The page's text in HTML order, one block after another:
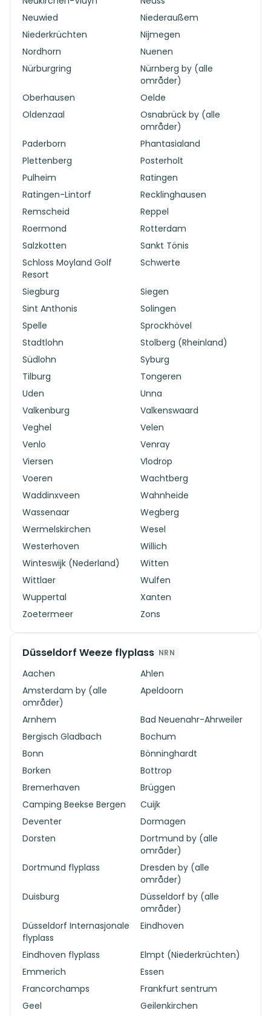
Neuwied
Niederaußem
Niederkrüchten
Nijmegen
Nordhorn
Nuenen
Nürburgring
Nürnberg by (alle
områder)
Oberhausen
Oelde
Oldenzaal
Osnabrück by (alle
områder)
Paderborn
Phantasialand
Plettenberg
Posterholt
Pulheim
Ratingen
Ratingen-Lintorf
Recklinghausen
Remscheid
Reppel
Roermond
Rotterdam
Salzkotten
Sankt Tönis
Schloss Moyland Golf
Resort
Schwerte
Siegburg
Siegen
Sint Anthonis
Solingen
Spelle
Sprockhövel
Stadtlohn
Stolberg (Rheinland)
Südlohn
Syburg
Tilburg
Tongeren
Uden
Unna
Valkenburg
Valkenswaard
Veghel
Velen
Venlo
Venray
Viersen
Vlodrop
Voeren
Wachtberg
Waddinxveen
Wahnheide
Wassenaar
Wegberg
Wermelskirchen
Wesel
Westerhoven
Willich
Winteswijk (Nederland)
Witten
Wittlaer
Wulfen
Wuppertal
Xanten
Zoetermeer
Zons
Düsseldorf Weeze flyplass NRN
Aachen
Ahlen
Amsterdam by (alle
områder)
Apeldoorn
Arnhem
Bad Neuenahr-Ahrweiler
Bergisch Gladbach
Bochum
Bonn
Bönninghardt
Borken
Bottrop
Bremerhaven
Brüggen
Camping Beekse Bergen
Cuijk
Deventer
Dormagen
Dorsten
Dortmund by (alle
områder)
Dortmund flyplass
Dresden by (alle
områder)
Duisburg
Düsseldorf by (alle
områder)
Düsseldorf Internasjonale
flyplass
Eindhoven
Eindhoven flyplass
Elmpt (Niederkrüchten)
Emmerich
Essen
Francorchamps
Frankfurt sentrum
Geel
Geilenkirchen